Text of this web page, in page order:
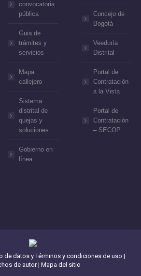
convocatoria
pública
Guia de
trámites y
servicios
Mapa
callejero
Sistema
distrital de
quejas y
soluciones
Gobierno en
línea
Concejo de
Bogotá
Veeduría
Distrital
Portal de
Contratación
a la Vista
Portal de
Contratación
– SECOP
de datos y Términos y condiciones de uso |
de autor| Mapa del sitio